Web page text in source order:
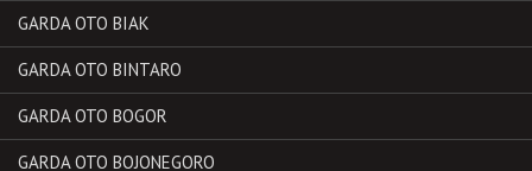
GARDA OTO BIAK
GARDA OTO BINTARO
GARDA OTO BOGOR
GARDA OTO BOJONEGORO